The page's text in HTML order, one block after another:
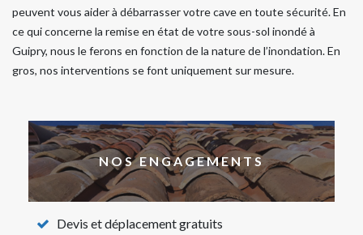
peuvent vous aider à débarrasser votre cave en toute sécurité. En
ce qui concerne la remise en état de votre sous-sol inondé à
Guipry, nous le ferons en fonction de la nature de l’inondation. En
gros, nos interventions se font uniquement sur mesure.
NOS ENGAGEMENTS
Devis et déplacement gratuits